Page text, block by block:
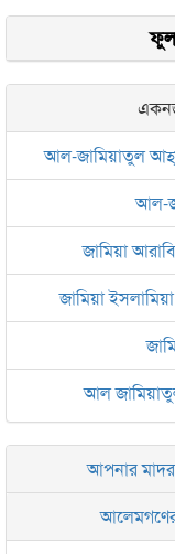
আল-জামিয়াতুল
আল-
জামিয়া
জামিয়া
আল
জামেয়া
ইসলামিক
আপনার